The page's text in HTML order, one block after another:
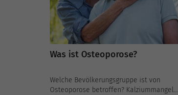
Was ist Osteoporose?
Welche Bevölkerungsgruppe ist von
Osteoporose betroffen? Kalziummangel,